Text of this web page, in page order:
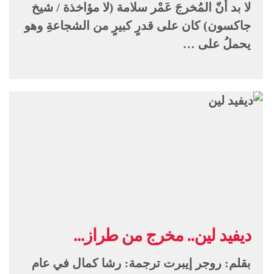
لا بد أنّ المُخرجَ عَمْر سلامة (لا مؤاخذة / شيخ
جاكسون) كان على قدرٍ كبيرٍ من الشجاعةِ وهو
يحملُ على …
ديفيد لين.. مخرج من طراز...
بقلم: روجر إيبرت ترجمة: رشا كمال في عام